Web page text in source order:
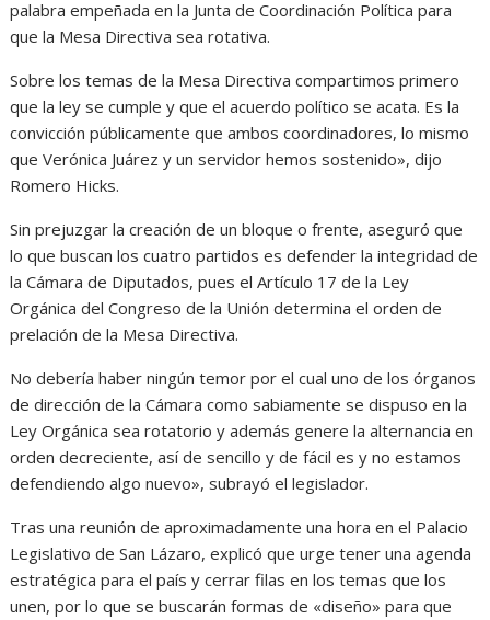
palabra empeñada en la Junta de Coordinación Política para
que la Mesa Directiva sea rotativa.
Sobre los temas de la Mesa Directiva compartimos primero
que la ley se cumple y que el acuerdo político se acata. Es la
convicción públicamente que ambos coordinadores, lo mismo
que Verónica Juárez y un servidor hemos sostenido», dijo
Romero Hicks.
Sin prejuzgar la creación de un bloque o frente, aseguró que
lo que buscan los cuatro partidos es defender la integridad de
la Cámara de Diputados, pues el Artículo 17 de la Ley
Orgánica del Congreso de la Unión determina el orden de
prelación de la Mesa Directiva.
No debería haber ningún temor por el cual uno de los órganos
de dirección de la Cámara como sabiamente se dispuso en la
Ley Orgánica sea rotatorio y además genere la alternancia en
orden decreciente, así de sencillo y de fácil es y no estamos
defendiendo algo nuevo», subrayó el legislador.
Tras una reunión de aproximadamente una hora en el Palacio
Legislativo de San Lázaro, explicó que urge tener una agenda
estratégica para el país y cerrar filas en los temas que los
unen, por lo que se buscarán formas de «diseño» para que